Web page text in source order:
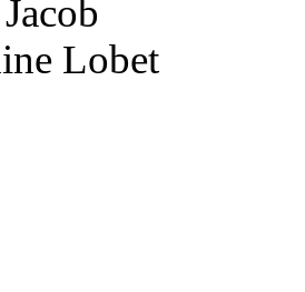
Lobet